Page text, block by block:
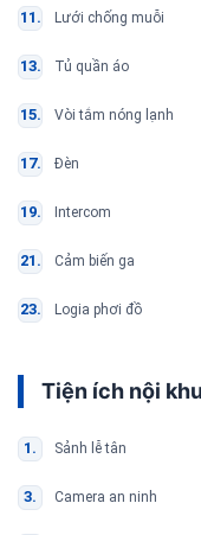
Lưới chống muỗi
Tủ quần áo
Vòi tắm nóng lạnh
Đèn
Intercom
Cảm biến ga
Logia phơi đồ
Tiện ích nội khu
Sảnh lễ tân
Camera an ninh